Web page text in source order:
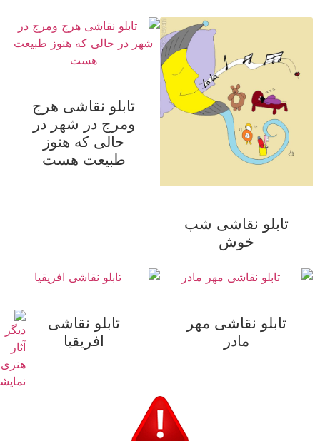
تابلو نقاشی شب
خوش
تابلو نقاشی هرج
ومرج در شهر در
حالی که هنوز
طبیعت هست
تابلو نقاشی مهر
مادر
تابلو نقاشی
افریقیا